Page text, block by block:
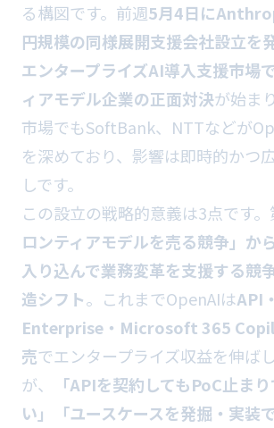
る構図です。前週5月4日に
円規模の同様展開支援会社設立を
エンタープライズAI導入支援市場
ィアモデル企業の正面対決が始ま
市場でもSoftBank、NTTなどが
を深めており、影響は即時的かつ
しです。
この設立の戦略的意義は3点です。
ロンティアモデルを売る競争」か
入り込んで業務変革を支援する競
造シフト。これまでOpenAIはAPI
Enterprise・Microsoft 365
売でエンタープライズ収益を伸ば
が、
「APIを契約してもPoC止ま
い」「ユースケースを発掘・実装